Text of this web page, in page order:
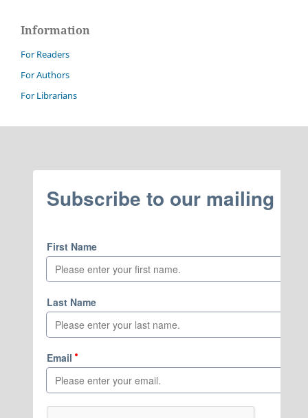
Information
For Readers
For Authors
For Librarians